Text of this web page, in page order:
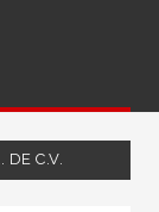
DE C.V.